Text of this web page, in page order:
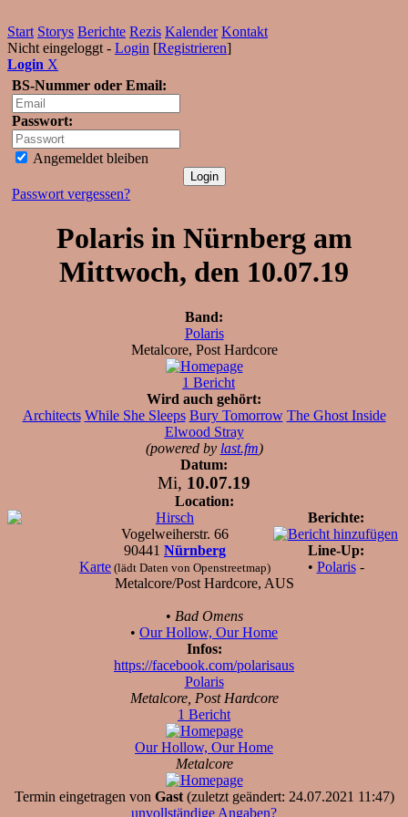
Start Storys Berichte Rezis Kalender Kontakt
Nicht eingeloggt - Login [Registrieren]
Login X
BS-Nummer oder Email:
Passwort:
Angemeldet bleiben
Passwort vergessen?
Polaris in Nürnberg am
Mittwoch, den 10.07.19
Band:
Polaris
Metalcore, Post Hardcore
1 Bericht
Wird auch gehört:
Architects While She Sleeps Bury Tomorrow The Ghost Inside
Elwood Stray
(powered by last.fm)
Datum:
Mi, 10.07.19
Location:
Hirsch
Vogelweiherstr. 66
90441 Nürnberg
Karte (lädt Daten von Openstreetmap)
Berichte:
Line-Up:
• Polaris-
Metalcore/Post Hardcore, AUS
• Bad Omens
• Our Hollow, Our Home
Infos:
https://facebook.com/polarisaus
Polaris
Metalcore, Post Hardcore
1 Bericht
Our Hollow, Our Home
Metalcore
Termin eingetragen von Gast(zuletzt geändert: 24.07.2021 11:47)
unvollständige Angaben?